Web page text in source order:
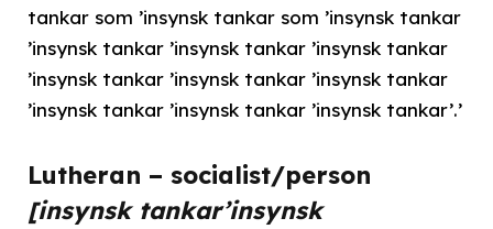
tankar som ’insynsk tankar som ’insynsk tankar
’insynsk tankar ’insynsk tankar ’insynsk tankar
’insynsk tankar ’insynsk tankar ’insynsk tankar
’insynsk tankar ’insynsk tankar ’insynsk tankar’.’
Lutheran – socialist/person
[insynsk tankar’insynsk